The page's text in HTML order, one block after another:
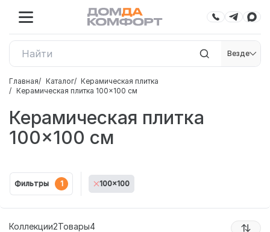
Везде
Главная Каталог
Керамическая плитка
Керамическая плитка 100×100 см
Керамическая плитка
100×100 см
Фильтры 1 100x100
Коллекции2Товары4